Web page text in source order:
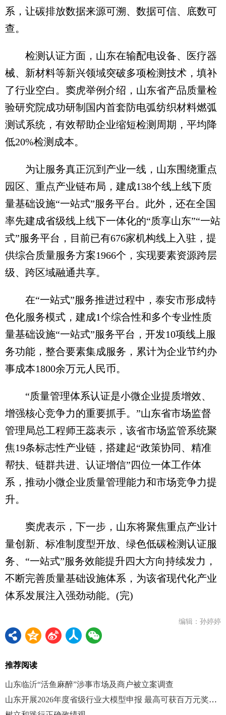
系，让碳排放数据来源可溯、数据可信、底数可
查。
检测认证方面，山东在输配电设备、医疗器
械、新材料等新兴领域突破多项检测技术，填补
了行业空白。窦虎举例介绍，山东省产品质量检
验研究院成功研制国内首套防电弧纺织材料燃弧
测试系统，有效帮助企业缩短检测周期，平均降
低20%检测成本。
为让服务真正沉到产业一线，山东围绕重点
园区、重点产业链布局，建成138个线上线下质
量基础设施“一站式”服务平台。此外，还在全国
率先建成省级线上线下一体化的“质享山东”“一站
式”服务平台，目前已有676家机构线上入驻，提
供综合质量服务方案1966个，实现要素资源跨层
级、跨区域融通共享。
在“一站式”服务推进过程中，泰安市形成特
色化服务模式，建成1个综合性和多个专业性质
量基础设施“一站式”服务平台，开发10项线上服
务功能，整合要素集成服务，累计为企业节约办
事成本1800余万元人民币。
“质量管理体系认证是小微企业提质增效、
增强核心竞争力的重要抓手。”山东省市场监督
管理局总工程师王蕊表示，该省市场监管系统聚
焦19条标志性产业链，搭建起“政策协同、精准
帮扶、链群共进、认证增信”四位一体工作体
系，推动小微企业质量管理能力和市场竞争力提
升。
窦虎表示，下一步，山东将聚焦重点产业计
量创新、标准制度型开放、绿色低碳检测认证服
务、“一站式”服务效能提升四大方向持续发力，
不断完善质量基础设施体系，为该省现代化产业
体系发展注入强劲动能。(完)
编辑：孙婷婷
推荐阅读
山东临沂“活鱼麻醉”涉事市场及商户被立案调查
山东开展2026年度省级行业大模型申报 最高可获百万元奖补支持